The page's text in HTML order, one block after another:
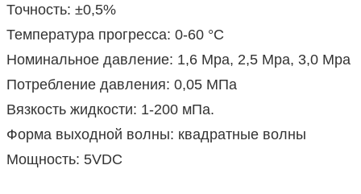
Точность: ±0,5%
Температура прогресса: 0-60 °C
Номинальное давление: 1,6 Mpa, 2,5 Mpa, 3,0 Mpa
Потребление давления: 0,05 МПа
Вязкость жидкости: 1-200 мПа.
Форма выходной волны: квадратные волны
Мощность: 5VDC